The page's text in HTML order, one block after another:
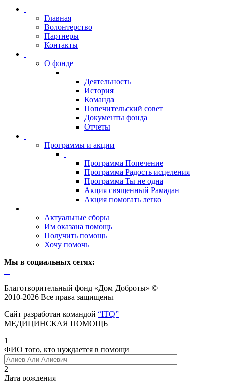
Главная
Волонтерство
Партнеры
Контакты
О фонде
Деятельность
История
Команда
Попечительский совет
Документы фонда
Отчеты
Программы и акции
Программа Попечение
Программа Радость исцеления
Программа Ты не одна
Акция священный Рамадан
Акция помогать легко
Актуальные сборы
Им оказана помощь
Получить помощь
Хочу помочь
Мы в социальных сетях:
Благотворительный фонд «Дом Доброты» ©
2010-2026 Все права защищены
Сайт разработан командой “ITQ”
МЕДИЦИНСКАЯ ПОМОЩЬ
1
ФИО того, кто нуждается в помощи
2
Дата рождения